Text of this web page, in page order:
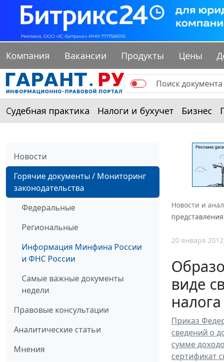
Компания Вакансии Продукты Цены
Судебная практика Налоги и бухучет Бизнес
Новости
Горячие документы / Мониторинг
законодательства
Федеральные
Региональные
Информация Минфина России
и ФНС России
Самые важные документы
недели
Правовые консультации
Аналитические статьи
Мнения
Новости и
20 января 2012
виде
Приказ
сведений о
сумме
сертификат